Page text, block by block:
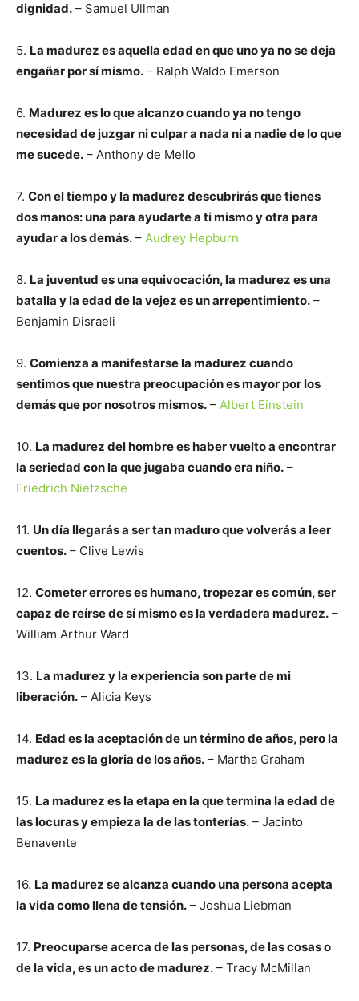
dignidad. – Samuel Ullman
5. La madurez es aquella edad en que uno ya no se deja
engañar por sí mismo. – Ralph Waldo Emerson
6. Madurez es lo que alcanzo cuando ya no tengo
necesidad de juzgar ni culpar a nada ni a nadie de lo que
me sucede. – Anthony de Mello
7. Con el tiempo y la madurez descubrirás que tienes
dos manos: una para ayudarte a ti mismo y otra para
ayudar a los demás. – Audrey Hepburn
8. La juventud es una equivocación, la madurez es una
batalla y la edad de la vejez es un arrepentimiento. –
Benjamin Disraeli
9. Comienza a manifestarse la madurez cuando
sentimos que nuestra preocupación es mayor por los
demás que por nosotros mismos. – Albert Einstein
10. La madurez del hombre es haber vuelto a encontrar
la seriedad con la que jugaba cuando era niño. –
Friedrich Nietzsche
11. Un día llegarás a ser tan maduro que volverás a leer
cuentos. – Clive Lewis
12. Cometer errores es humano, tropezar es común, ser
capaz de reírse de sí mismo es la verdadera madurez. –
William Arthur Ward
13. La madurez y la experiencia son parte de mi
liberación. – Alicia Keys
14. Edad es la aceptación de un término de años, pero la
madurez es la gloria de los años. – Martha Graham
15. La madurez es la etapa en la que termina la edad de
las locuras y empieza la de las tonterías. – Jacinto
Benavente
16. La madurez se alcanza cuando una persona acepta
la vida como llena de tensión. – Joshua Liebman
17. Preocuparse acerca de las personas, de las cosas o
de la vida, es un acto de madurez. – Tracy McMillan